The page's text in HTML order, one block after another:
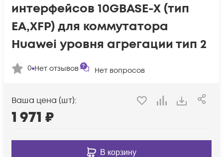
интерфейсов 10GBASE-X (тип
EA,XFP) для коммутатора
Huawei уровня агрегации тип 2
0 Нет отзывов Нет вопросов
Ваша цена (шт):
1 971 ₽
В корзину